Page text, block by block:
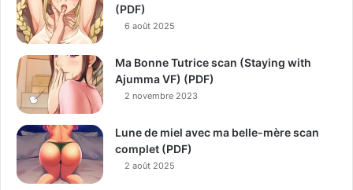
(PDF)
6 août 2025
Ma Bonne Tutrice scan (Staying with
Ajumma VF) (PDF)
2 novembre 2023
Lune de miel avec ma belle-mère scan
complet (PDF)
2 août 2025